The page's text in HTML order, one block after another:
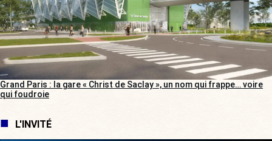
Grand Paris : la gare « Christ de Saclay », un nom qui frappe… voire
qui foudroie
L'INVITÉ